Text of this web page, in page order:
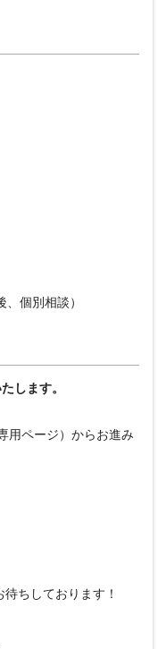
個別相談）
します。
用ページ）からお進み
ちしております！